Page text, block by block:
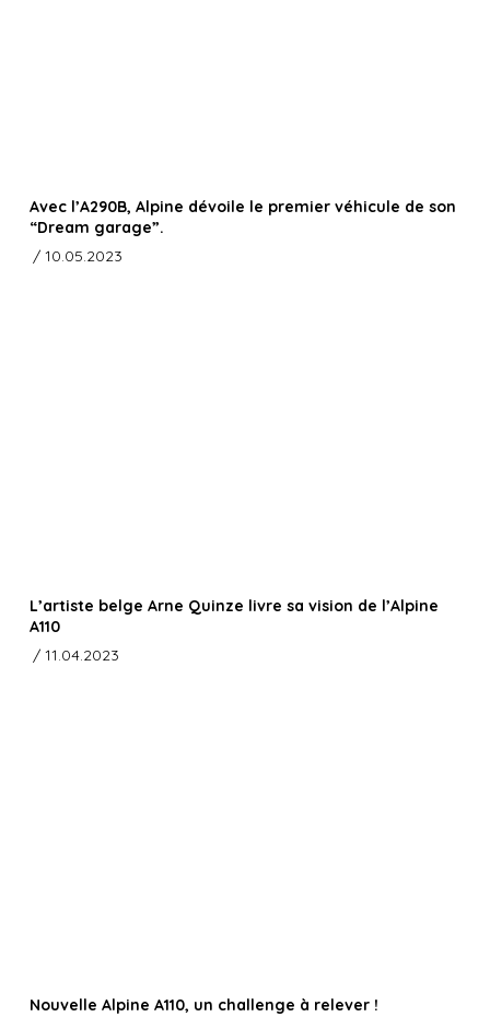
Avec l’A290B, Alpine dévoile le premier véhicule de son
“Dream garage”.
/ 10.05.2023
L’artiste belge Arne Quinze livre sa vision de l’Alpine
A110
/ 11.04.2023
Nouvelle Alpine A110, un challenge à relever !